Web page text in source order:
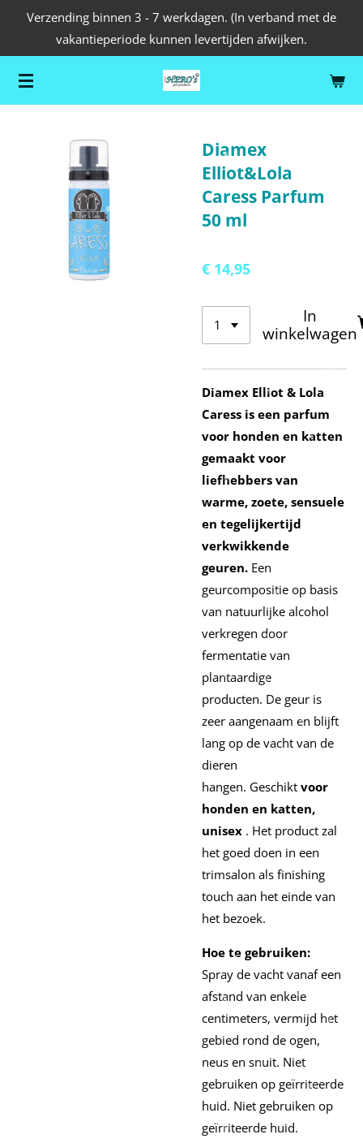
de
hoofdinhoud
Verzending binnen 3 - 7 werkdagen. (In verband met de
vakantieperiode kunnen levertijden afwijken.
Diamex
Elliot&Lola
Caress Parfum
50 ml
€ 14,95
In
winkelwagen
Diamex Elliot & Lola
Caress is een parfum
voor honden en katten
gemaakt voor
liefhebbers van
warme, zoete, sensuele
en tegelijkertijd
verkwikkende
geuren. Een
geurcompositie op basis
van natuurlijke alcohol
verkregen door
fermentatie van
plantaardige
producten. De geur is
zeer aangenaam en blijft
lang op de vacht van de
dieren
hangen. Geschikt voor
honden en katten,
unisex . Het product zal
het goed doen in een
trimsalon als finishing
touch aan het einde van
het bezoek.
Hoe te gebruiken:
Spray de vacht vanaf een
afstand van enkele
centimeters, vermijd het
gebied rond de ogen,
neus en snuit. Niet
gebruiken op geïrriteerde
huid. Niet gebruiken op
geïrriteerde huid.